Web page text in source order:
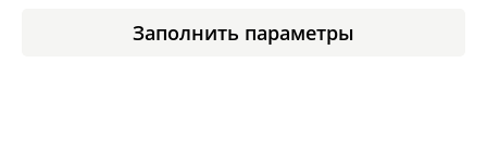
Заполнить параметры